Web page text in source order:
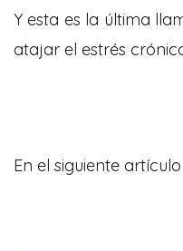
Y esta es la última
atajar el estrés
En el siguiente